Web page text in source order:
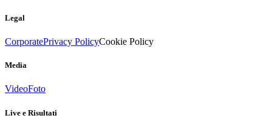
Legal
CorporatePrivacy PolicyCookie Policy
Media
VideoFoto
Live e Risultati